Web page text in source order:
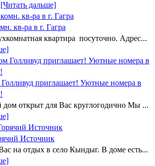
[Читать дальше]
кв-ра в г. Гагра
квартира посуточно. Адрес...
Голливуд приглашает! Уютные номера в
дом открыт для Вас круглогодично Мы ...
Источник
на отдых в село Кындыг. В доме есть...